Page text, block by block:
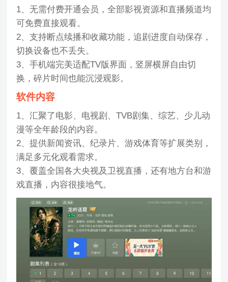
1、无需付费开通会员，全部影视资源和直播频道均
可免费直接观看。
2、支持断点续播和收藏功能，追剧进度自动保存，
切换设备也不丢失。
3、手机端完美适配TV版界面，竖屏横屏自由切
换，碎片时间也能沉浸观影。
软件内容
1、汇聚了电影、电视剧、TVB剧集、综艺、少儿动
漫等全年龄段的内容。
2、提供新闻资讯、纪录片、游戏体育等扩展类别，
满足多元化观看需求。
3、覆盖全国各大央视及卫视直播，还有地方台和游
戏直播，内容很接地气。